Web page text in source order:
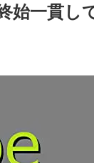
始一貫し